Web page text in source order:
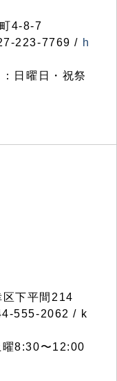
4-8-7
223-7769 / h
日曜日・祝祭
下平間214
555-2062 / k
8:30〜12:00